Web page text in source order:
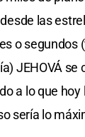
las
o segundos
JEHOVÁ se
a lo que
sería lo